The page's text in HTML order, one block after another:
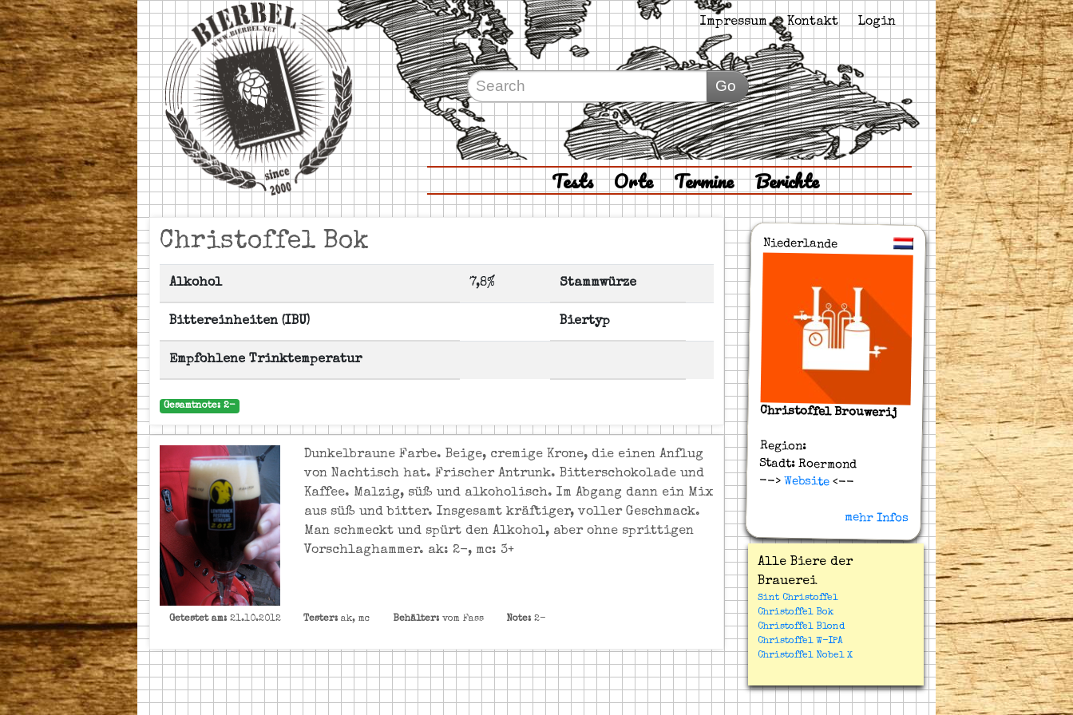
Impressum Kontakt Login
Go
Tests Orte Termine Berichte
Christoffel Bok
Alkohol 7,8% Stammwürze
Bittereinheiten (IBU) Biertyp
Empfohlene Trinktemperatur
Gesamtnote: 2-
Dunkelbraune Farbe. Beige, cremige Krone, die einen Anflug
von Nachtisch hat. Frischer Antrunk. Bitterschokolade und
Kaffee. Malzig, süß und alkoholisch. Im Abgang dann ein Mix
aus süß und bitter. Insgesamt kräftiger, voller Geschmack.
Man schmeckt und spürt den Alkohol, aber ohne sprittigen
Vorschlaghammer. ak: 2-, mc: 3+
Getestet am: 21.10.2012 Tester: ak, mc Behälter: vom Fass Note: 2-
Niederlande
Christoffel Brouwerij
Region:
Stadt: Roermond
-->Website<--
mehr Infos
Alle Biere der
Brauerei
Sint Christoffel
Christoffel Bok
Christoffel Blond
Christoffel W-IPA
Christoffel Nobel X